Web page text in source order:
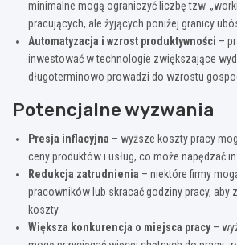
minimalne mogą ograniczyć liczbę tzw.
pracujących, ale żyjących poniżej granicy
Automatyzacja i wzrost produktywności –
inwestować w technologie zwiększające
długoterminowo prowadzi do wzrostu
Potencjalne wyzwania
Presja inflacyjna – wyższe koszty pracy
ceny produktów i usług, co może napędzać
Redukcja zatrudnienia – niektóre firmy
pracowników lub skracać godziny pracy, aby
koszty
Większa konkurencja o miejsca pracy–